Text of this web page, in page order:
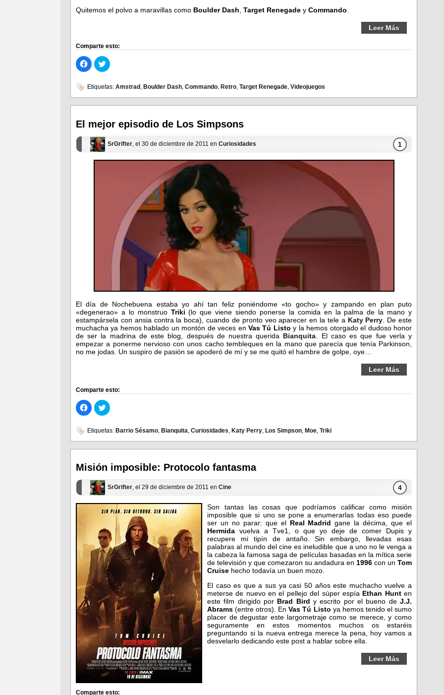
Quitemos el polvo a maravillas como Boulder Dash Target Renegade y Commando
Leer Más
Comparte esto:
Haz
clic
para
en
Facebook
(Se
abre
ventana
nueva)
Haz
clic
en
(Se
abre
ventana
nueva)
Etiquetas: Amstrad , Boulder Dash, Commando, Retro, Target Renegade, Videojuegos
El mejor episodio de Los Simpsons
SrGrifter , el 30 de diciembre de 2011 en Curiosidades 1
El día de Nochebuena estaba yo ahí tan feliz poniéndome «to gocho» y zampando en plan puto
«degenerao» a lo monstruo Triki (lo que viene siendo ponerse la comida en la palma de la mano y
estampársela con ansia contra la boca), cuando de pronto veo aparecer en la tele a Katy Perry . De este
muchacha ya hemos hablado un montón de veces en Vas Tú Listo y la hemos otorgado el dudoso honor
de ser la madrina de este blog, después de nuestra querida Bianquita . El caso es que fue verla y
empezar a ponerme nervioso con unos cacho tembleques en la mano que parecía que tenía Parkinson,
no me jodas. Un suspiro de pasión se apoderó de mí y se me quitó el hambre de golpe, oye…
Leer Más
Comparte esto:
Haz
clic
para
en
Facebook
(Se
abre
ventana
nueva)
Haz
clic
en
(Se
abre
ventana
nueva)
Etiquetas: Barrio Sésamo Bianquita Curiosidades Katy Perry Los Simpson Moe Triki
Misión imposible: Protocolo fantasma
SrGrifter, el 29 de diciembre de 2011 en Cine 4
Son tantas las cosas que podríamos calificar como misión
imposible que si uno se pone a enumerarlas todas eso puede
ser un no parar: que el Real Madrid gane la décima, que el
Hermida vuelva a Tve1, o que yo deje de comer Dupis y
recupere mi tipín de antaño. Sin embargo, llevadas esas
palabras al mundo del cine es ineludible que a uno no le venga a
la cabeza la famosa saga de películas basadas en la mítica serie
de televisión y que comezaron su andadura en 1996 con un Tom
Cruise hecho todavía un buen mozo.
El caso es que a sus ya casi 50 años este muchacho vuelve a
meterse de nuevo en el pellejo del súper espía Ethan Hunten
este film dirigido por Brad Bird y escrito por el bueno deJ.J.
Abrams (entre otros). EnVas Tú Listo ya hemos tenido el sumo
placer de degustar este largometraje como se merece, y como
seguramente en estos momentos muchos os estaréis
preguntando si la nueva entrega merece la pena, hoy vamos a
desvelarlo dedicando este post a hablar sobre ella.
Leer Más
Comparte esto: